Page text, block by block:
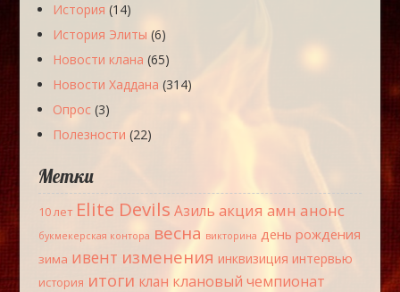
История (14)
История Элиты (6)
Новости клана (65)
Новости Хаддана (314)
Опрос(3)
Полезности (22)
Метки
10 лет Elite Devils Азиль акция амн анонс
букмекерская контора весна викторина день рождения
зима ивент изменения инквизиция интервью
история итоги клан клановый чемпионат